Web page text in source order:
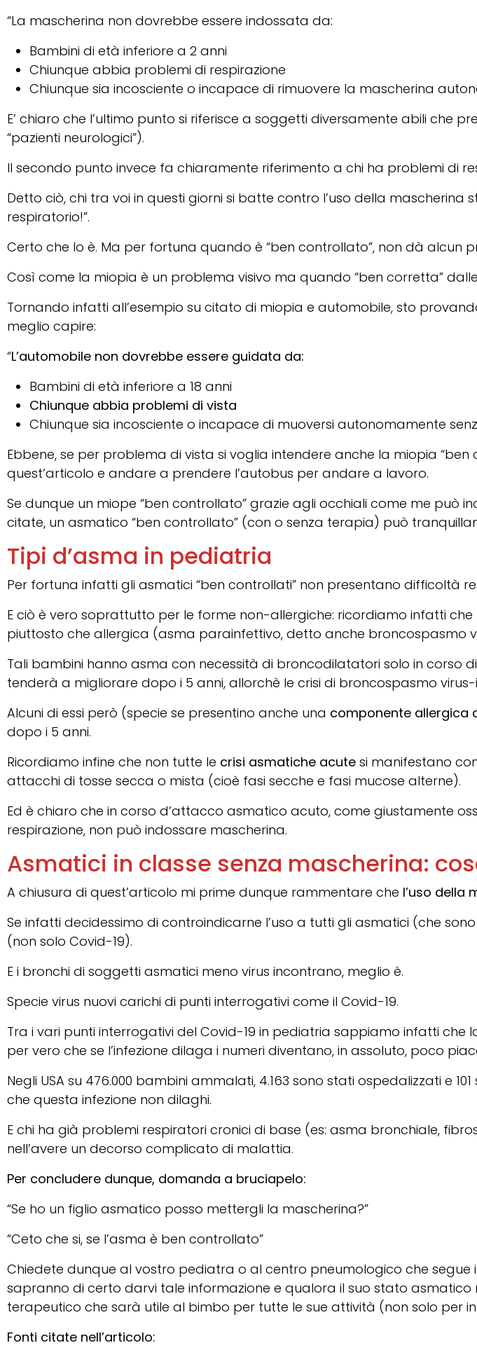
“La mascherina non dovrebbe essere indossata da:
Bambini di età inferiore a 2 anni
Chiunque abbia problemi di respirazione
Chiunque sia incosciente o incapace di rimuovere la mascherina
E’ chiaro che l’ultimo punto si riferisce a soggetti diversamente abili che
“pazienti neurologici”).
Il secondo punto invece fa chiaramente riferimento a chi ha problemi di
Detto ciò, chi tra voi in questi giorni si batte contro l’uso della
respiratorio!”.
Certo che lo è. Ma per fortuna quando è “ben controllato”, non dà alcun
Così come la miopia è un problema visivo ma quando “ben corretta”
Tornando infatti all’esempio su citato di miopia e automobile, sto
meglio capire:
“L’automobile non dovrebbe essere guidata da:
Bambini di età inferiore a 18 anni
Chiunque abbia problemi di vista
Chiunque sia incosciente o incapace di muoversi autonomamente
Ebbene, se per problema di vista si voglia intendere anche la miopia
quest’articolo e andare a prendere l’autobus per andare a lavoro.
Se dunque un miope “ben controllato” grazie agli occhiali come me può
citate, un asmatico “ben controllato” (con o senza terapia) può
Tipi d’asma in pediatria
Per fortuna infatti gli asmatici “ben controllati” non presentano difficoltà
E ciò è vero soprattutto per le forme non-allergiche: ricordiamo infatti
piuttosto che allergica (asma parainfettivo, detto anche broncospasmo
Tali bambini hanno asma con necessità di broncodilatatori solo in corso
tenderà a migliorare dopo i 5 anni, allorchè le crisi di broncospasmo
Alcuni di essi però (specie se presentino anche una componente allergica
dopo i 5 anni.
Ricordiamo infine che non tutte le crisi asmatiche acute si manifestano
attacchi di tosse secca o mista (cioè fasi secche e fasi mucose alterne).
Ed è chiaro che in corso d’attacco asmatico acuto, come giustamente
respirazione, non può indossare mascherina.
Asmatici in classe senza mascherina:
A chiusura di quest’articolo mi prime dunque rammentare che l’uso della
Se infatti decidessimo di controindicarne l’uso a tutti gli asmatici (che
(non solo Covid-19).
E i bronchi di soggetti asmatici meno virus incontrano, meglio è.
Specie virus nuovi carichi di punti interrogativi come il Covid-19.
Tra i vari punti interrogativi del Covid-19 in pediatria sappiamo infatti
per vero che se l’infezione dilaga i numeri diventano, in assoluto, poco
Negli USA su 476.000 bambini ammalati, 4.163 sono stati ospedalizzati e
che questa infezione non dilaghi.
E chi ha già problemi respiratori cronici di base (es: asma bronchiale,
nell’avere un decorso complicato di malattia.
Per concludere dunque, domanda a bruciapelo:
“Se ho un figlio asmatico posso mettergli la mascherina?”
“Ceto che si, se l’asma è ben controllato”
Chiedete dunque al vostro pediatra o al centro pneumologico che segue
sapranno di certo darvi tale informazione e qualora il suo stato
terapeutico che sarà utile al bimbo per tutte le sue attività (non solo per
Fonti citate nell’articolo: